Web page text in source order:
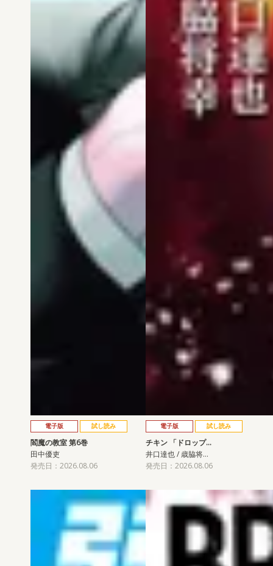
電子版 試し読み
閻魔の教室 第6巻
田中優吏
発売日：2026.08.06
電子版 試し読み
チキン 「ドロップ…
井口達也 / 歳脇将…
発売日：2026.08.06